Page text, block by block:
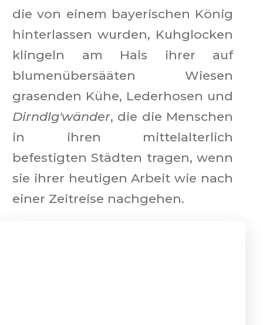
die von einem bayerischen König
hinterlassen wurden, Kuhglocken
klingeln am Hals ihrer auf
blumenübersääten Wiesen
grasenden Kühe, Lederhosen und
Dirndlg'wänder, die die Menschen
in ihren mittelalterlich
befestigten Städten tragen, wenn
sie ihrer heutigen Arbeit wie nach
einer Zeitreise nachgehen.